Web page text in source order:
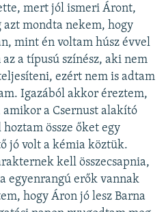
mert jól ismeri Áront,
mondta nekem, hogy
mint én voltam húsz évvel
a típusú színész, aki nem
ezért nem is adtam
Igazából akkor éreztem,
amikor a Csernust alakító
össze őket egy
jó volt a kémia köztük.
kell összecsapnia,
egyenrangú erők vannak
hogy Áron jó lesz Barna